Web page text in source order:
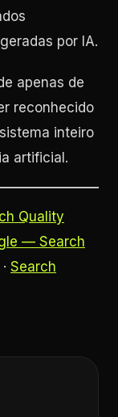
por IA.
apenas de
reconhecido
inteiro
artificial.
Quality
— Search
· Search